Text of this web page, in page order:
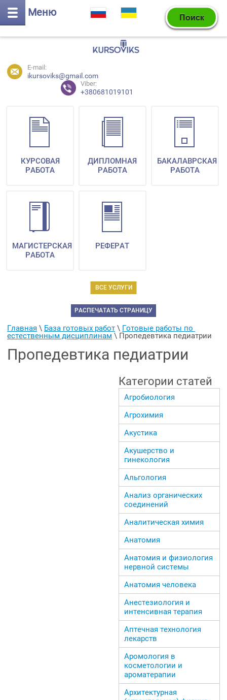
Меню
E-mail:
ikursoviks@gmail.com
Viber:
+380681019101
ВСЕ УСЛУГИ
КУРСОВАЯ
РАБОТА
ДИПЛОМНАЯ
РАБОТА
БАКАЛАВРСКАЯ
РАБОТА
МАГИСТЕРСКАЯ
РАБОТА
РЕФЕРАТ
РАСПЕЧАТАТЬ СТРАНИЦУ
Главная \ База готовых работ \ Готовые работы по
естественным дисциплинам \ Пропедевтика педиатрии
Пропедевтика педиатрии
Категории статей
Агробиология
Агрохимия
Акустика
Акушерство и
гинекология
Альгология
Анализ органических
соединений
Аналитическая химия
Анатомия
Анатомия и физиология
нервной системы
Анатомия человека
Анестезиология и
интенсивная терапия
Аптечная технология
лекарств
Аромология в
косметологии и
ароматерапии
Архитектурная